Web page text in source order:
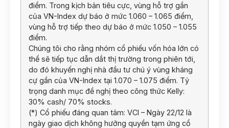
điểm. Trong kịch bản tiêu cực, vùng hỗ trợ gần
của VN-Index dự báo ở mức 1.060 – 1.065 điểm,
vùng hỗ trợ tiếp theo dự báo ở mức 1.050 – 1.055
điểm.
Chúng tôi cho rằng nhóm cổ phiếu vốn hóa lớn có
thể sẽ tiếp tục dẫn dắt thị trường trong phiên tới,
do đó khuyến nghị nhà đầu tư chú ý vùng kháng
cự gần của VN-Index tại 1.070 – 1.075 điểm. Tỷ
trọng danh mục đề nghị theo công thức Kelly:
30% cash/ 70% stocks.
(*) Cổ phiếu đáng quan tâm: VCI – Ngày 22/12 là
ngày giao dịch không hưởng quyền tạm ứng cổ